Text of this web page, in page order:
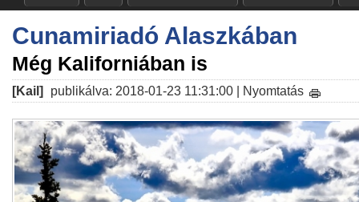
Cunamiriadó Alaszkában
Még Kaliforniában is
[Kail] publikálva: 2018-01-23 11:31:00 | Nyomtatás